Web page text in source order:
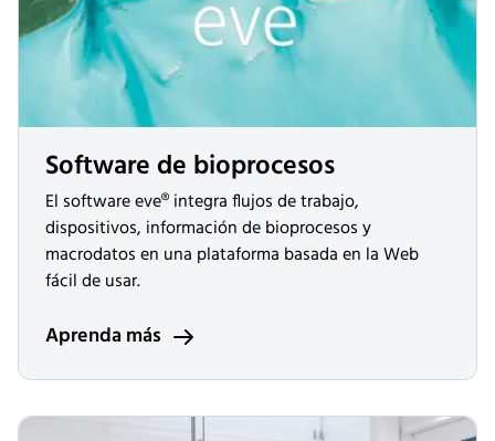
Software de bioprocesos
El software eve® integra flujos de trabajo,
dispositivos, información de bioprocesos y
macrodatos en una plataforma basada en la Web
fácil de usar.
Aprenda más